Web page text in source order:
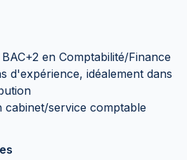
en Comptabilité/Finance
d'expérience, idéalement dans
cabinet/service comptable